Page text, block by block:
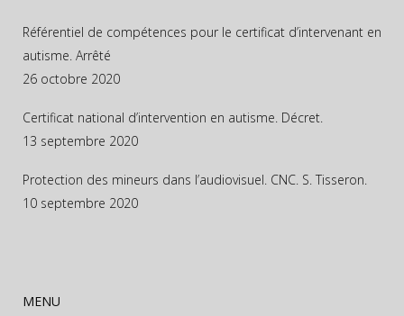
Référentiel de compétences pour le certificat d’intervenant en
autisme. Arrêté
26 octobre 2020
Certificat national d’intervention en autisme. Décret.
13 septembre 2020
Protection des mineurs dans l’audiovisuel. CNC. S. Tisseron.
10 septembre 2020
MENU